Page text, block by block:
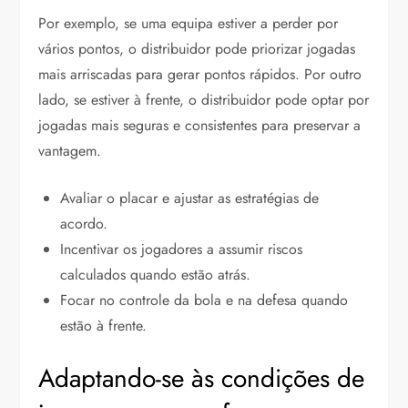
Por exemplo, se uma equipa estiver a perder por
vários pontos, o distribuidor pode priorizar jogadas
mais arriscadas para gerar pontos rápidos. Por outro
lado, se estiver à frente, o distribuidor pode optar por
jogadas mais seguras e consistentes para preservar a
vantagem.
Avaliar o placar e ajustar as estratégias de
acordo.
Incentivar os jogadores a assumir riscos
calculados quando estão atrás.
Focar no controle da bola e na defesa quando
estão à frente.
Adaptando-se às condições de